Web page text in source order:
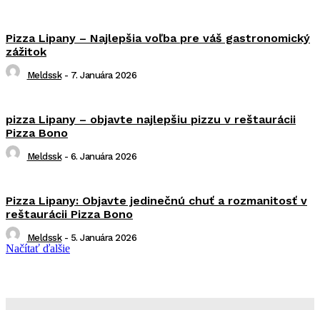
Pizza Lipany – Najlepšia voľba pre váš gastronomický
zážitok
Meldssk - 7. Januára 2026
pizza Lipany – objavte najlepšiu pizzu v reštaurácii
Pizza Bono
Meldssk - 6. Januára 2026
Pizza Lipany: Objavte jedinečnú chuť a rozmanitosť v
reštaurácii Pizza Bono
Meldssk - 5. Januára 2026
Načítať ďalšie